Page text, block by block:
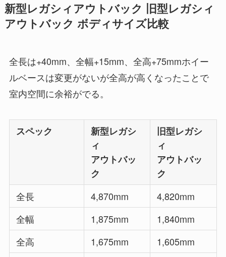
新型レガシィアウトバック 旧型レガシィ
アウトバック ボディサイズ比較
全長は+40mm、全幅+15mm、全高+75mmホイー
ルベースは変更がないが全高が高くなったことで
室内空間に余裕がでる。
スペック
新型レガシ
ィ
アウトバッ
ク
旧型レガシ
ィ
アウトバッ
ク
全長
4,870mm
4,820mm
全幅
1,875mm
1,840mm
全高
1,675mm
1,605mm